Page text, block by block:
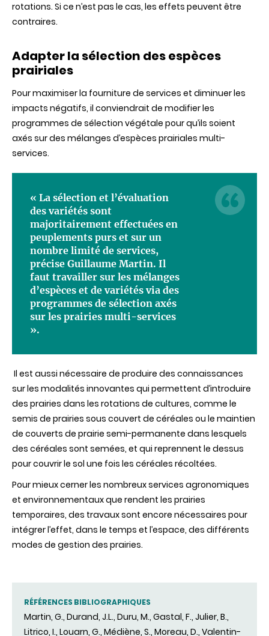
rotations. Si ce n’est pas le cas, les effets peuvent être
contraires.
Adapter la sélection des espèces
prairiales
Pour maximiser la fourniture de services et diminuer les
impacts négatifs, il conviendrait de modifier les
programmes de sélection végétale pour qu’ils soient
axés sur des mélanges d’espèces prairiales multi-
services.
« La sélection et l’évaluation
des variétés sont
majoritairement effectuées en
peuplements purs et sur un
nombre limité de services,
précise Guillaume Martin. Il
faut travailler sur les mélanges
d’espèces et de variétés via des
programmes de sélection axés
sur les prairies multi-services
».
Il est aussi nécessaire de produire des connaissances
sur les modalités innovantes qui permettent d’introduire
des prairies dans les rotations de cultures, comme le
semis de prairies sous couvert de céréales ou le maintien
de couverts de prairie semi-permanente dans lesquels
des céréales sont semées, et qui reprennent le dessus
pour couvrir le sol une fois les céréales récoltées.
Pour mieux cerner les nombreux services agronomiques
et environnementaux que rendent les prairies
temporaires, des travaux sont encore nécessaires pour
intégrer l’effet, dans le temps et l’espace, des différents
modes de gestion des prairies.
RÉFÉRENCES BIBLIOGRAPHIQUES
Martin, G., Durand, J.L., Duru, M., Gastal, F., Julier, B.,
Litrico, I., Louarn, G., Médiène, S., Moreau, D., Valentin-